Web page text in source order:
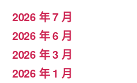
2026 年 7 月
2026 年 6 月
2026 年 3 月
2026 年 1 月